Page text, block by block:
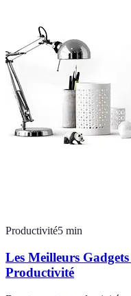
Productivité5 min
Les Meilleurs
Productivité